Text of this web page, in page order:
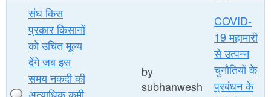
संघ किस
प्रकार किसानों
को उचित मूल्य
देंगे जब इस
समय नकदी की
अत्याधिक कमी
by
subhanwesh
COVID-
19 महामारी
से उत्पन्न
चुनौतियों के
प्रबंधन के